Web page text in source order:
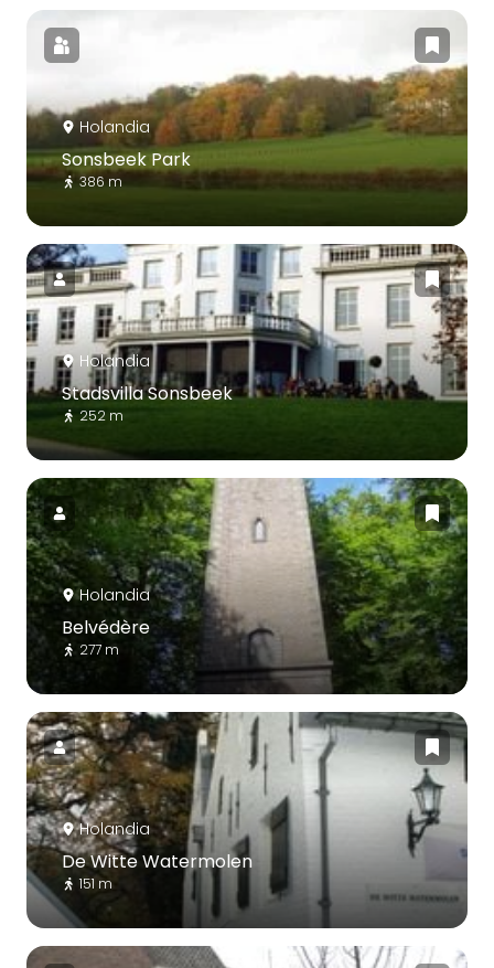
Holandia
Sonsbeek Park
386 m
Holandia
Stadsvilla Sonsbeek
252 m
Holandia
Belvédère
277 m
Holandia
De Witte Watermolen
151 m